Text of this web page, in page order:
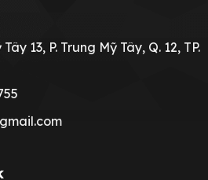
13, P. Trung Mỹ Tây, Q. 12, TP.